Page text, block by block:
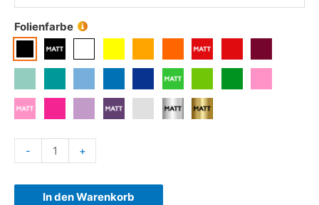
Folienfarbe
- +
In den Warenkorb